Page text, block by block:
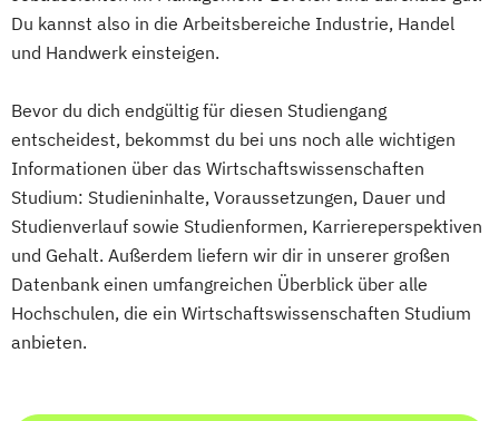
Du kannst also in die Arbeitsbereiche Industrie, Handel
und Handwerk einsteigen.
Bevor du dich endgültig für diesen Studiengang
entscheidest, bekommst du bei uns noch alle wichtigen
Informationen über das Wirtschaftswissenschaften
Studium: Studieninhalte, Voraussetzungen, Dauer und
Studienverlauf sowie Studienformen, Karriereperspektiven
und Gehalt. Außerdem liefern wir dir in unserer großen
Datenbank einen umfangreichen Überblick über alle
Hochschulen, die ein Wirtschaftswissenschaften Studium
anbieten.